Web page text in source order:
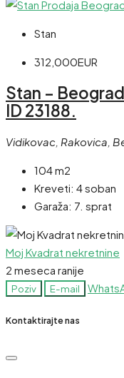
Stan
312,000EUR
Stan –
ID 23188.
Vidikovac, Rakovica,
104 m2
Kreveti: 4 soban
Garaža: 7. sprat
Moj Kvadrat nekretnine
2 meseca ranije
Poziv E-mail
Kontaktirajte nas